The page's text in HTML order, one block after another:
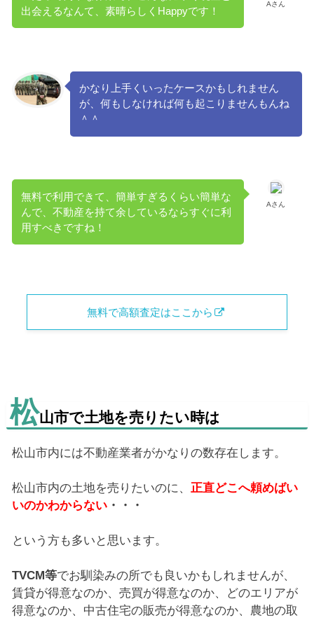
Aさん
出会えるなんて、素晴らしくHappyです！
かなり上手くいったケースかもしれません
が、何もしなければ何も起こりませんもんね
＾＾
Aさん
無料で利用できて、簡単すぎるくらい簡単な
んで、不動産を持て余しているならすぐに利
用すべきですね！
無料で高額査定はここから
松山市で土地を売りたい時は
松山市内には不動産業者がかなりの数存在します。
松山市内の土地を売りたいのに、 正直どこへ頼めばい
いのかわからない・・・
という方も多いと思います。
TVCM等でお馴染みの所でも良いかもしれませんが、
賃貸が得意なのか、売買が得意なのか、どのエリアが
得意なのか、中古住宅の販売が得意なのか、農地の取